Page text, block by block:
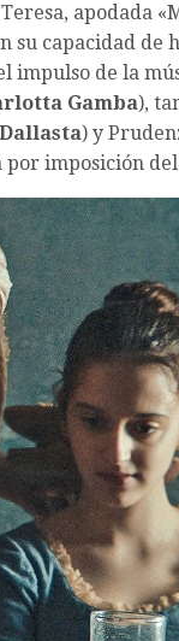
apodada
capacidad de
impulso de la
Gamba),
) y
por imposición